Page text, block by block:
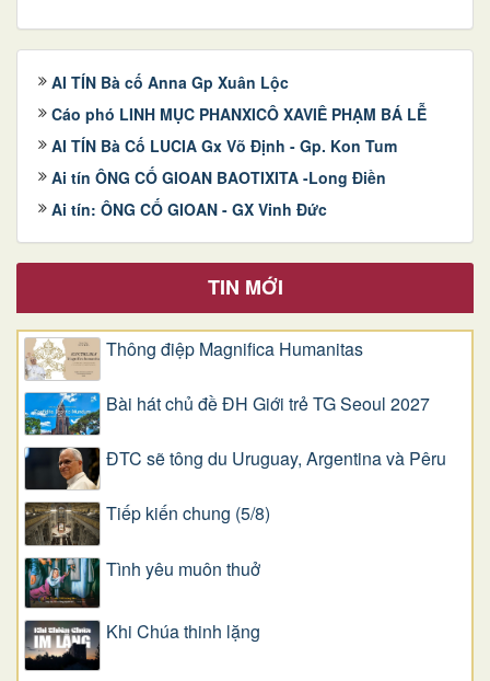
AI TÍN Bà cố Anna Gp Xuân Lộc
Cáo phó LINH MỤC PHANXICÔ XAVIÊ PHẠM BÁ LỄ
AI TÍN Bà Cố LUCIA Gx Võ Định - Gp. Kon Tum
Ai tín ÔNG CỐ GIOAN BAOTIXITA -Long Điền
Ai tín: ÔNG CỐ GIOAN - GX Vinh Đức
TIN MỚI
Thông điệp Magnifica Humanitas
Bài hát chủ đề ĐH Giới trẻ TG Seoul 2027
ĐTC sẽ tông du Uruguay, Argentina và Pêru
Tiếp kiến chung (5/8)
Tình yêu muôn thuở
Khi Chúa thinh lặng